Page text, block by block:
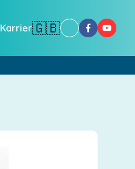
Karrier🇬🇧